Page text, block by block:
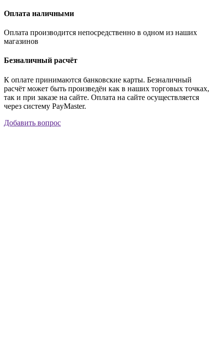
Оплата наличными
Оплата производится непосредственно в одном из наших
магазинов
Безналичный расчёт
К оплате принимаются банковские карты. Безналичный
расчёт может быть произведён как в наших торговых точках,
так и при заказе на сайте. Оплата на сайте осуществляется
через систему PayMaster.
Добавить вопрос